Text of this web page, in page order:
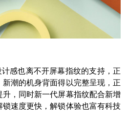
感也离不开屏幕指纹的支持，正
潮的机身背面得以完整呈现，正
，同时新一代屏幕指纹配合新增
速度更快，解锁体验也富有科技